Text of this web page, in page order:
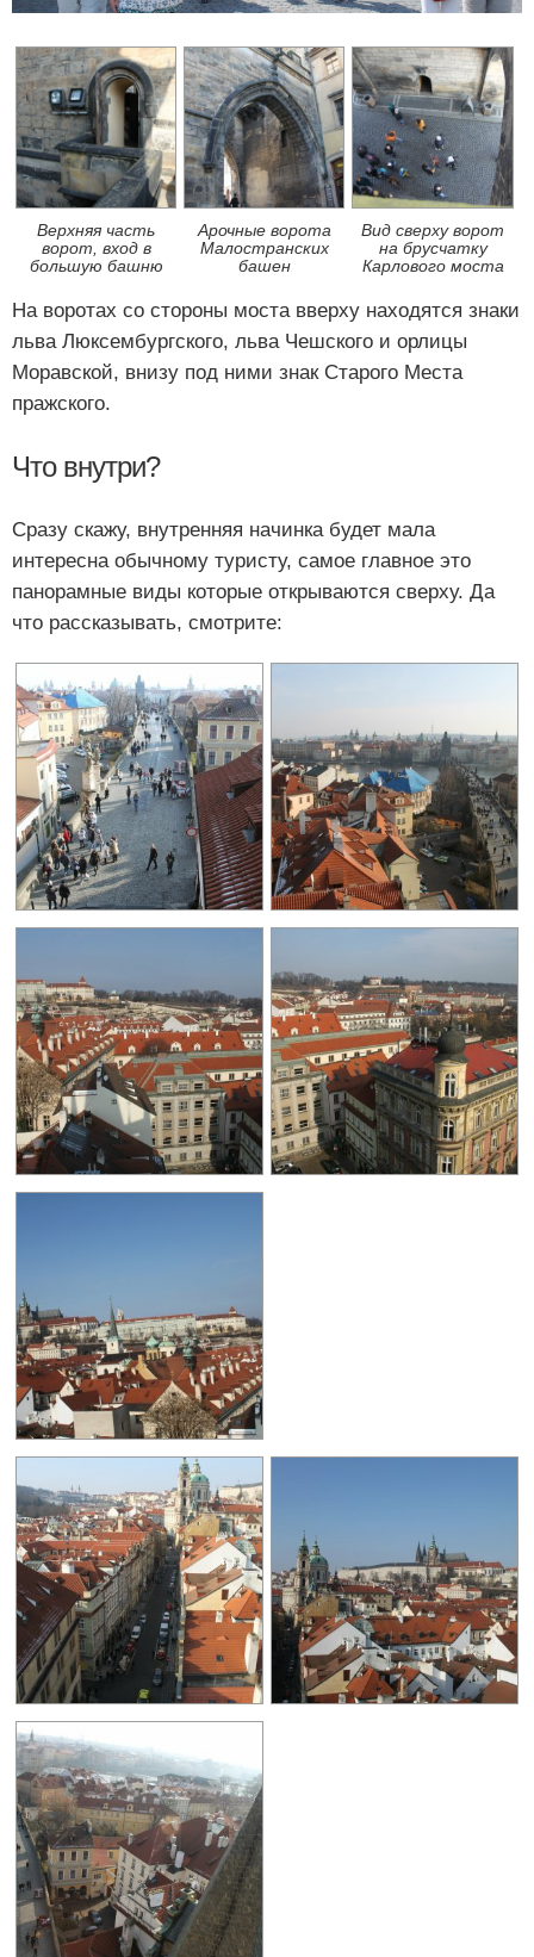
Верхняя часть
ворот, вход в
большую башню
Арочные ворота
Малостранских
башен
Вид сверху ворот
на брусчатку
Карлового моста
На воротах со стороны моста вверху находятся знаки
льва Люксембургского, льва Чешского и орлицы
Моравской, внизу под ними знак Старого Места
пражского.
Что внутри?
Сразу скажу, внутренняя начинка будет мала
интересна обычному туристу, самое главное это
панорамные виды которые открываются сверху. Да
что рассказывать, смотрите: